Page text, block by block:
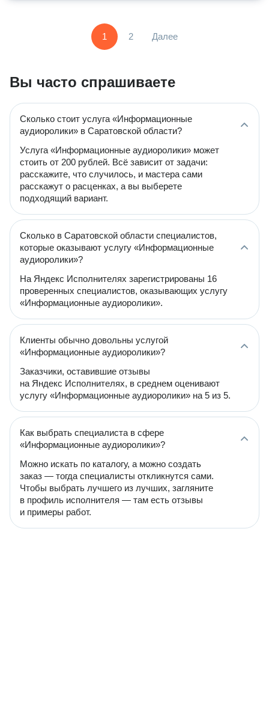
1 2 Далее
Вы часто спрашиваете
Сколько стоит услуга «Информационные
аудиоролики» в Саратовской области?
Услуга «Информационные аудиоролики» может
стоить от 200 рублей. Всё зависит от задачи:
расскажите, что случилось, и мастера сами
расскажут о расценках, а вы выберете
подходящий вариант.
Сколько в Саратовской области специалистов,
которые оказывают услугу «Информационные
аудиоролики»?
На Яндекс Исполнителях зарегистрированы 16
проверенных специалистов, оказывающих услугу
«Информационные аудиоролики».
Клиенты обычно довольны услугой
«Информационные аудиоролики»?
Заказчики, оставившие отзывы
на Яндекс Исполнителях, в среднем оценивают
услугу «Информационные аудиоролики» на 5 из 5.
Как выбрать специалиста в сфере
«Информационные аудиоролики»?
Можно искать по каталогу, а можно создать
заказ — тогда специалисты откликнутся сами.
Чтобы выбрать лучшего из лучших, загляните
в профиль исполнителя — там есть отзывы
и примеры работ.